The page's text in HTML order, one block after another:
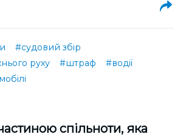
#судовий збір
руху
#штраф
#водії
спільноти, яка